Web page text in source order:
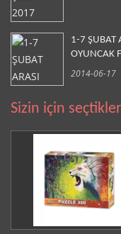
1-7 ŞUBAT
OYUNCAK
2014-06-17
Sizin için